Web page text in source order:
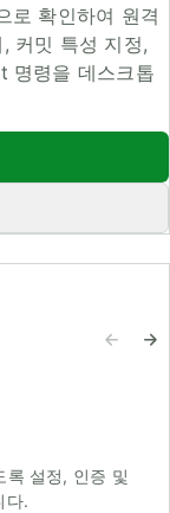
로 확인하여 원격
커밋 특성 지정,
명령을 데스크톱
록 설정, 인증 및
다.